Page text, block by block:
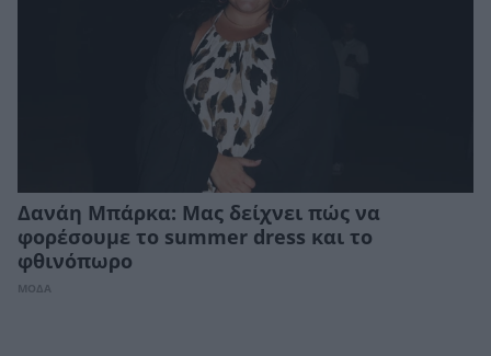
Δανάη Μπάρκα: Μας δείχνει πώς να
φορέσουμε το summer dress και το
φθινόπωρο
ΜΟΔΑ